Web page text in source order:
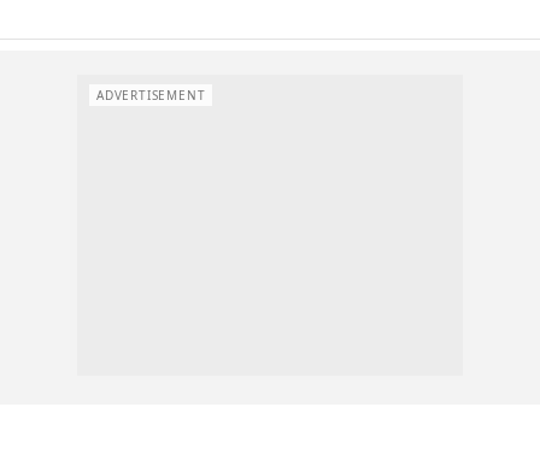
ADVERTISEMENT